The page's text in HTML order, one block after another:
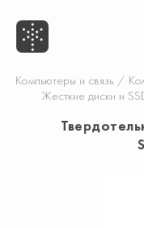
Компьютеры и связь /
Жесткие диски и